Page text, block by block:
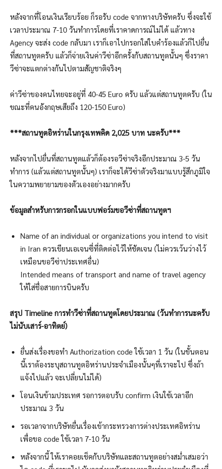
หลังจากที่โอนเงินเรียบร้อย ก็รอรับ code จากทางบริษัทครับ ซึ่งจะใช้
เวลาประมาณ 7-10 วันทำการโดยที่เราคาดการณ์ไม่ได้ แล้วทาง
Agency จะส่ง code กลับมา เราก็เอาไปกรอกใส่ใบคำร้องแล้วก็ไปยื่น
ที่สถานทูตครับ แล้วก็จ่ายเงินค่าวีซ่าอีกครั้งกับสถานทูตนั้นๆ ซึ่งราคา
วีซ่าจะแตกต่างกันไปตามสัญชาติจริงๆ
ค่าวีซ่าของคนไทยจะอยู่ที่ 40-45 Euro ครับ แล้วแต่สถานทูตครับ (ใน
ขณะที่คนอังกฤษเสียถึง 120-150 Euro)
***สถานทูตอิหร่านในกรุงเทพคิด 2,025 บาท นะครับ***
หลังจากไปยื่นที่สถานทูตแล้วก็ต้องรอวีซ่าจริงอีกประมาณ 3-5 วัน
ทำการ (แล้วแต่สถานทูตนั้นๆ) เราก็จะได้วีซ่าตัวจริงมาแบบรู้สึกภูมิใจ
ในความพยายามของตัวเองอย่างมากครับ
ข้อมูลสำหรับการกรอกในแบบฟอร์มขอวีซ่าที่สถานทูตฯ
Name of an individual or organizations you intend to visit
in Iran ควรเขียนเอเจนซี่ที่ติดต่อไว้ให้ชัดเจน (ไม่ควรเว้นว่างไว้
เหมือนขอวีซ่าประเทศอื่น)
Intended means of transport and name of travel agency
ให้ใส่ชื่อสายการบินครับ
สรุป Timeline การทำวีซ่าที่สถานทูตโดยประมาณ (วันทำการนะครับ
ไม่นับเสาร์-อาทิตย์)
ยื่นส่งเรื่องขอทำ Authorization code ใช้เวลา 1 วัน (ในขั้นตอน
นี้เราต้องระบุสถานทูตอิหร่านประจำเมืองนั้นๆที่เราจะไป ซึ่งถ้า
แจ้งไปแล้ว จะเปลี่ยนไม่ได้)
โอนเงินข้ามประเทศ รอการตอบรับ confirm เงินใช้เวลาอีก
ประมาณ 3 วัน
รอเวลาจากบริษัทยื่นเรื่องเข้ากระทรวงการต่างประเทศอิหร่าน
เพื่อขอ code ใช้เวลา 7-10 วัน
หลังจากนี้ ให้เราคอยเช็คกับบริษัทและสถานทูตอย่างสม่ำเสมอว่า